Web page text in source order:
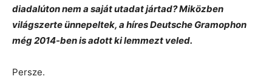
diadalúton nem a saját utadat jártad? Miközben
világszerte ünnepeltek, a híres Deutsche Gramophon
még 2014-ben is adott ki lemmezt veled.
Persze.